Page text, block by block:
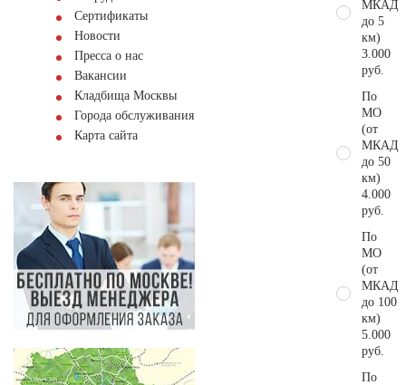
Сертификаты
Новости
Пресса о нас
Вакансии
Кладбища Москвы
Города обслуживания
Карта сайта
МКАД
до 5
км)
3.000
руб.
По
МО
(от
МКАД
до 50
км)
4.000
руб.
По
МО
(от
МКАД
до 100
км)
5.000
руб.
По